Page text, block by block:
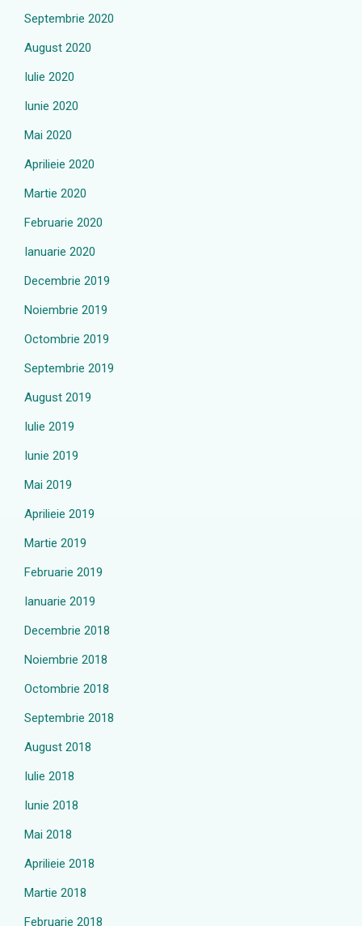
Septembrie 2020
August 2020
Iulie 2020
Iunie 2020
Mai 2020
Aprilieie 2020
Martie 2020
Februarie 2020
Ianuarie 2020
Decembrie 2019
Noiembrie 2019
Octombrie 2019
Septembrie 2019
August 2019
Iulie 2019
Iunie 2019
Mai 2019
Aprilieie 2019
Martie 2019
Februarie 2019
Ianuarie 2019
Decembrie 2018
Noiembrie 2018
Octombrie 2018
Septembrie 2018
August 2018
Iulie 2018
Iunie 2018
Mai 2018
Aprilieie 2018
Martie 2018
Februarie 2018